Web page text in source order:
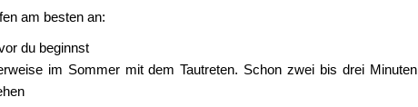
am besten an:
du beginnst
im Sommer mit dem Tautreten. Schon zwei bis drei Minuten